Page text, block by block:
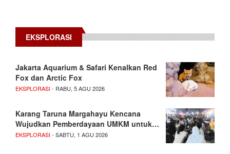
EKSPLORASI
Jakarta Aquarium & Safari Kenalkan Red
Fox dan Arctic Fox
EKSPLORASI- RABU, 5 AGU 2026
Karang Taruna Margahayu Kencana
Wujudkan Pemberdayaan UMKM untuk…
EKSPLORASI- SABTU, 1 AGU 2026